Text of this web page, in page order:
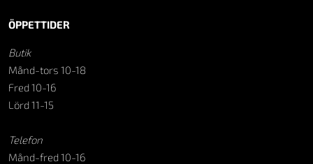
ÖPPETTIDER
Butik
Månd-tors 10-18
Fred 10-16
Lörd 11-15
Telefon
Månd-fred 10-16